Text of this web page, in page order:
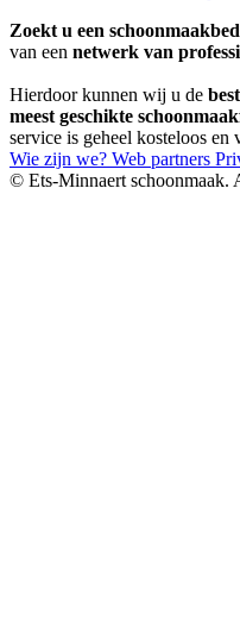
Zoekt u een
van een netwerk van
Hierdoor kunnen wij u de
meest geschikte
service is geheel kosteloos en
Wie zijn we? Web partners
© Ets-Minnaert schoonmaak.